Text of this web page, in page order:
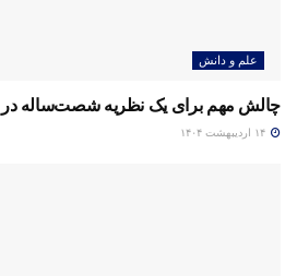
علم و دانش
چالش مهم برای یک نظریه شصت‌ساله در